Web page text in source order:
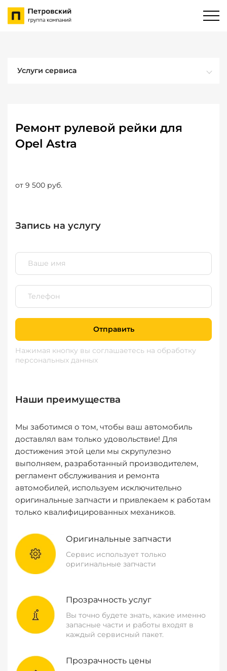
Услуги сервиса
Ремонт рулевой рейки для
Opel Astra
от 9 500 руб.
Запись на услугу
Отправить
Нажимая кнопку вы соглашаетесь на обработку
персональных данных
Наши преимущества
Мы заботимся о том, чтобы ваш автомобиль
доставлял вам только удовольствие! Для
достижения этой цели мы скрупулезно
выполняем, разработанный производителем,
регламент обслуживания и ремонта
автомобилей, используем исключительно
оригинальные запчасти и привлекаем к работам
только квалифицированных механиков.
Оригинальные запчасти
Сервис использует только
оригинальные запчасти
Прозрачность услуг
Вы точно будете знать, какие именно
запасные части и работы входят в
каждый сервисный пакет.
Прозрачность цены